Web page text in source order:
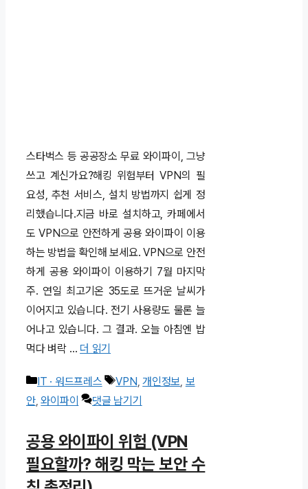
스타벅스 등 공공장소 무료 와이파이, 그냥
쓰고 계신가요?해킹 위험부터 VPN의 필
요성, 추천 서비스, 설치 방법까지 쉽게 정
리했습니다.지금 바로 설치하고, 카페에서
도 VPN으로 안전하게 공용 와이파이 이용
하는 방법을 확인해 보세요. VPN으로 안전
하게 공용 와이파이 이용하기 7월 마지막
주. 연일 최고기온 35도로 뜨거운 날씨가
이어지고 있습니다. 전기 사용량도 물론 늘
어나고 있습니다. 그 결과. 오늘 아침엔 밥
먹다 벼락 … 더 읽기
카
테
리
IT · 워드프레스
태
그
VPN ,개인정보 보
안,와이파이 댓글 남기기
공용 와이파이 위험 (VPN
필요할까? 해킹 막는 보안 수